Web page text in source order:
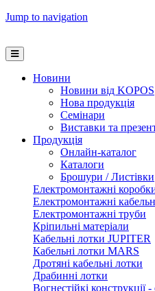
Jump to navigation
Новини
Новини від KOPOS
Нова продукція
Семінари
Виставки та
Продукція
Онлайн-каталог
Каталоги
Брошури / Листівки
Електромонтажні
Електромонтажні
Електромонтажні труби
Кріпильні матеріали
Кабельні лотки JUPITER
Кабельні лотки MARS
Дротяні кабельні лотки
Драбинні лотки
Вогнестійкі конструкції